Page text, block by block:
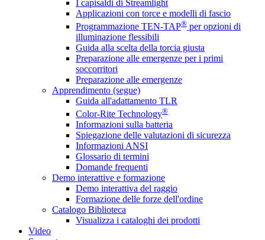
I capisaldi di Streamlight
Applicazioni con torce e modelli di fascio
Programmazione TEN-TAP® per opzioni di
illuminazione flessibili
Guida alla scelta della torcia giusta
Preparazione alle emergenze per i primi
soccorritori
Preparazione alle emergenze
Apprendimento (segue)
Guida all'adattamento TLR
Color-Rite Technology®
Informazioni sulla batteria
Spiegazione delle valutazioni di sicurezza
Informazioni ANSI
Glossario di termini
Domande frequenti
Demo interattive e formazione
Demo interattiva del raggio
Formazione delle forze dell'ordine
Catalogo Biblioteca
Visualizza i cataloghi dei prodotti
Video